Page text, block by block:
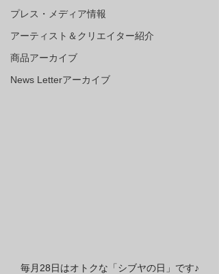
プレス・メディア情報
アーティスト＆クリエイター紹介
商品アーカイブ
News Letterアーカイブ
毎月28日はオトクな「シブヤの日」です♪